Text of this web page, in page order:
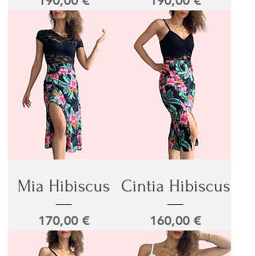
Mia Hibiscus
Prix
170,00 €
Cintia Hibiscus
Prix
160,00 €